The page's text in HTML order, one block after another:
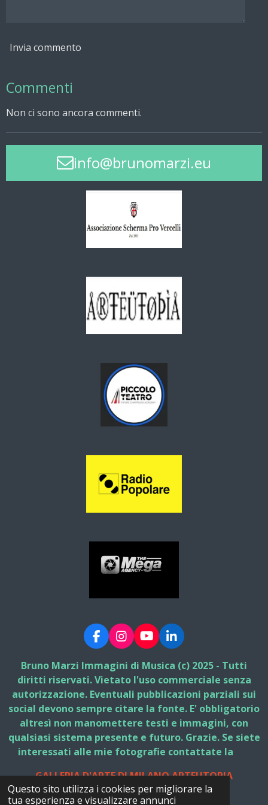
Questo sito utilizza i cookies per migliorare la
tua esperienza e visualizzare annunci
Invia commento
Commenti
Non ci sono ancora commenti.
info@brunomarzi.eu
F
a
c
e
b
o
o
k
I
n
s
t
a
g
r
a
m
Y
o
u
T
u
b
e
L
i
n
k
e
d
I
n
Bruno Marzi Immagini di Musica (c) 2025 - Tutti
diritti riservati. Vietato l'uso commerciale senza
autorizzazione. Eventuali pubblicazioni parziali sui
social devono sempre citare la fonte. E' obbligatorio
altresì non manomettere testi e immagini, con
qualsiasi sistema presente e futuro. Grazie. Se siete
interessati alle mie fotografie contattate la
GALLERIA D'ARTE DI MILANO ARTEUTOPIA
© 2025 - 2026 Bruno Marzi Immagini di Musica